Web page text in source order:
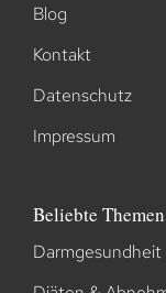
Blog
Kontakt
Datenschutz
Impressum
Beliebte Themen
Darmgesundheit